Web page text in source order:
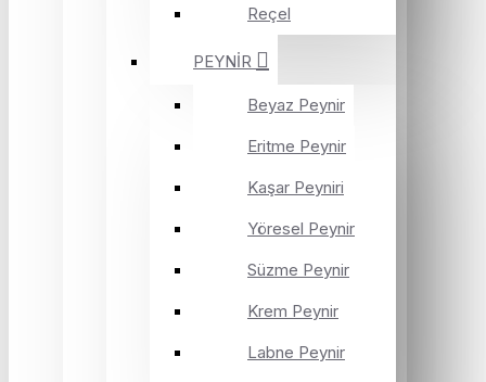
Reçel
PEYNİR
Beyaz Peynir
Eritme Peynir
Kaşar Peyniri
Yöresel Peynir
Süzme Peynir
Krem Peynir
Labne Peynir